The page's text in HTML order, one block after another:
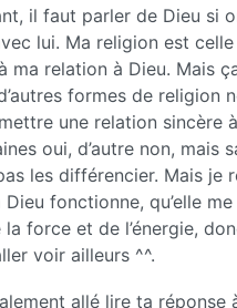
il faut parler de Dieu si
lui. Ma religion est
ma relation à Dieu. Mais
formes de religion
une relation sincère
oui, d’autre non, mais
les différencier. Mais je
fonctionne, qu’elle
force et de l’énergie,
voir ailleurs ^^.
allé lire ta réponse